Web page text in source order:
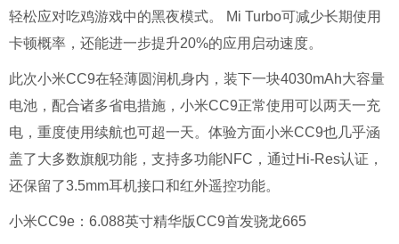
轻松应对吃鸡游戏中的黑夜模式。 Mi Turbo可减少长期使用
卡顿概率，还能进一步提升20%的应用启动速度。
此次小米CC9在轻薄圆润机身内，装下一块4030mAh大容量
电池，配合诸多省电措施，小米CC9正常使用可以两天一充
电，重度使用续航也可超一天。体验方面小米CC9也几乎涵
盖了大多数旗舰功能，支持多功能NFC，通过Hi-Res认证，
还保留了3.5mm耳机接口和红外遥控功能。
小米CC9e：6.088英寸精华版CC9首发骁龙665